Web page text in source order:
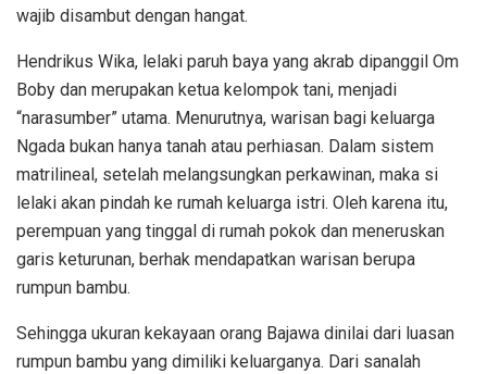
wajib disambut dengan hangat.
Hendrikus Wika, lelaki paruh baya yang akrab dipanggil Om
Boby dan merupakan ketua kelompok tani, menjadi
“narasumber” utama. Menurutnya, warisan bagi keluarga
Ngada bukan hanya tanah atau perhiasan. Dalam sistem
matrilineal, setelah melangsungkan perkawinan, maka si
lelaki akan pindah ke rumah keluarga istri. Oleh karena itu,
perempuan yang tinggal di rumah pokok dan meneruskan
garis keturunan, berhak mendapatkan warisan berupa
rumpun bambu.
Sehingga ukuran kekayaan orang Bajawa dinilai dari luasan
rumpun bambu yang dimiliki keluarganya. Dari sanalah